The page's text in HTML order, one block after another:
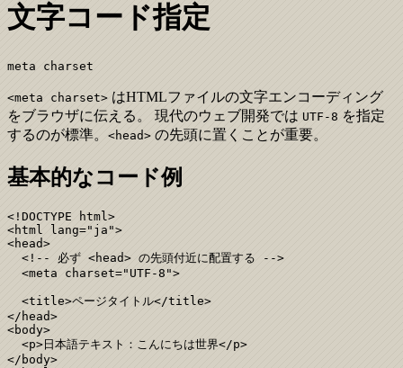
文字コード指定
meta charset
<meta charset> はHTMLファイルの文字エンコーディング
をブラウザに伝える。 現代のウェブ開発では UTF-8 を指定
するのが標準。 <head> の先頭に置くことが重要。
基本的なコード例
<!DOCTYPE html>
<html lang="ja">
<head>
  <!-- 必ず <head> の先頭付近に配置する -->
  <meta charset="UTF-8">
  <title>ページタイトル</title>
</head>
<body>
  <p>日本語テキスト：こんにちは世界</p>
</body>